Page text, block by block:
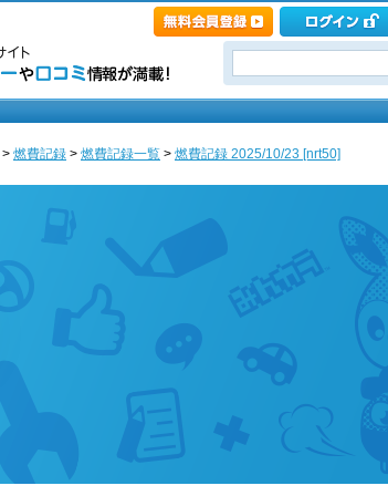
> 燃費記録 > 燃費記録一覧 > 燃費記録 2025/10/23 [nrt50]